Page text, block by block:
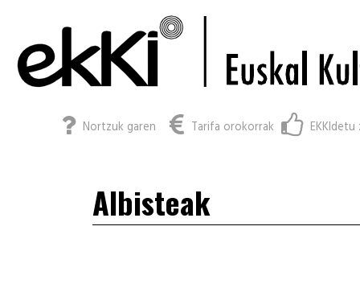
Nortzuk garen Tarifa orokorrak
Albisteak